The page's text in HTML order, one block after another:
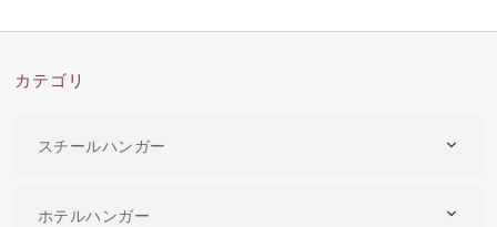
カテゴリ
スチールハンガー
ホテルハンガー